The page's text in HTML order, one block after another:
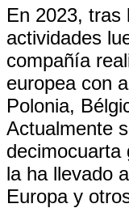
En 2023, tras
actividades
compañía
europea con
Polonia,
Actualmente
decimocuarta
la ha llevado
Europa y